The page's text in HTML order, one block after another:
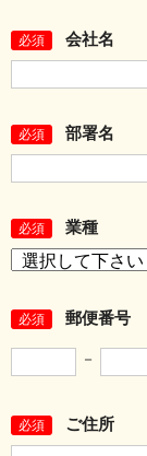
必須 会社名
必須 部署名
必須 業種
必須 郵便番号
－
必須 ご住所